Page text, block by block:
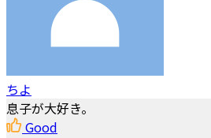
ちよ
息子が大好き。
Good